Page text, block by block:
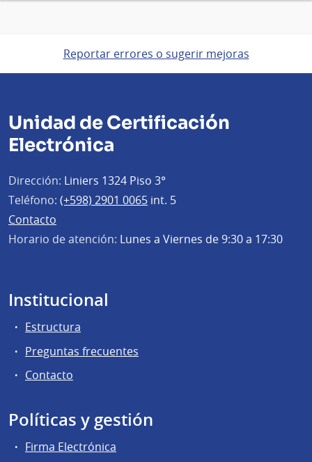
Reportar errores o sugerir mejoras
Unidad de Certificación
Electrónica
Dirección: Liniers 1324 Piso 3°
Teléfono: (+598) 2901 0065 int. 5
Contacto
Horario de atención: Lunes a Viernes de 9:30 a 17:30
Institucional
Estructura
Preguntas frecuentes
Contacto
Políticas y gestión
Firma Electrónica